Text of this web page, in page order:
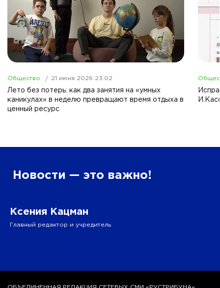
Общество 21 июня 2026 23:02
Лето без потерь: как два занятия на «умных
каникулах» в неделю превращают время отдыха в
ценный ресурс
” Новости — это важно!
Ксения Кацман
Главный редактор и учредитель